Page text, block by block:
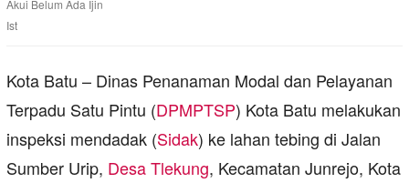
Ist
Kota Batu – Dinas Penanaman Modal dan Pelayanan
Terpadu Satu Pintu (DPMPTSP) Kota Batu melakukan
inspeksi mendadak (Sidak) ke lahan tebing di Jalan
Sumber Urip, Desa Tlekung, Kecamatan Junrejo, Kota